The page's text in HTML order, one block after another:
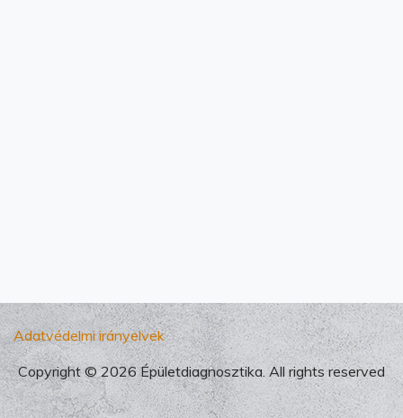
Adatvédelmi irányelvek
Copyright © 2026 Épületdiagnosztika. All rights reserved